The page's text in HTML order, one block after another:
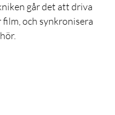
går det att driva
och synkronisera